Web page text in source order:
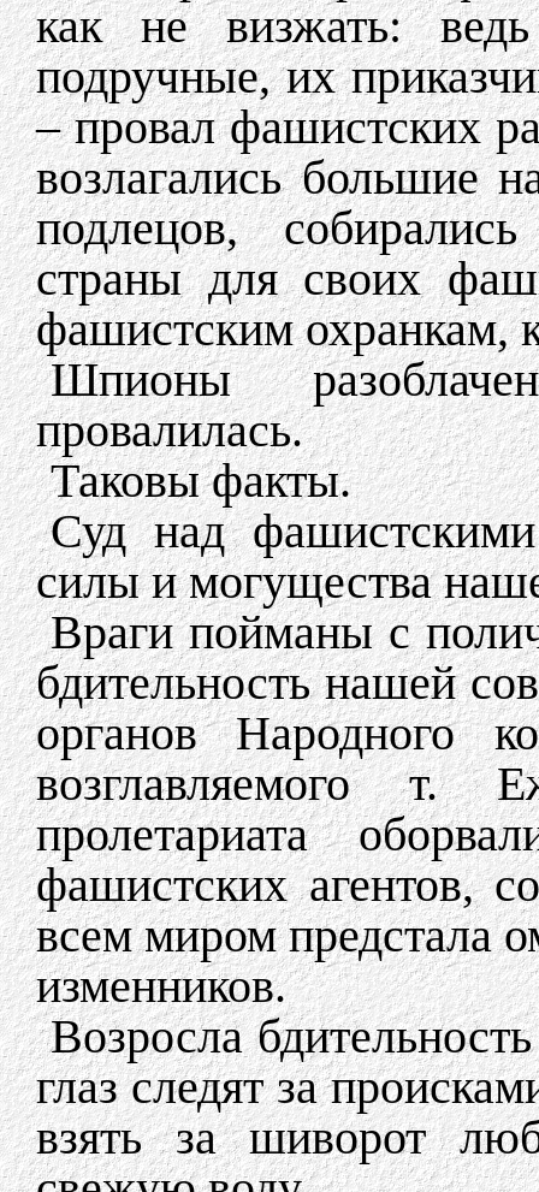
как не визжать:
подручные, их
– провал фашистских
возлагались большие
подлецов,
страны для своих
фашистским охранкам,
Шпионы
провалилась.
Таковы факты.
Суд над
силы и могущества
Враги пойманы с
бдительность нашей
органов Народного
возглавляемого т.
пролетариата
фашистских агентов,
всем миром предстала
изменников.
Возросла
глаз следят за
взять за шиворот